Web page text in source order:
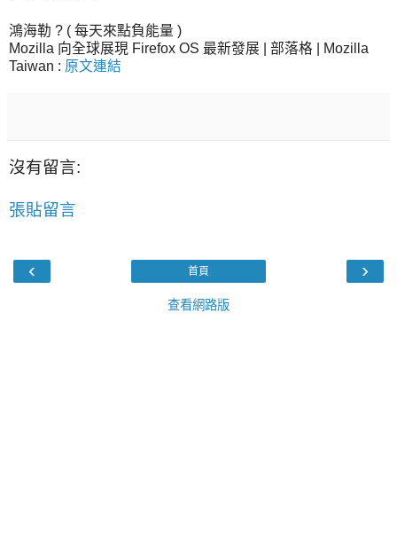
鴻海勒 ? ( 每天來點負能量 )
Mozilla 向全球展現 Firefox OS 最新發展 | 部落格 | Mozilla
Taiwan : 原文連結
沒有留言:
張貼留言
‹ ›
首頁
查看網路版